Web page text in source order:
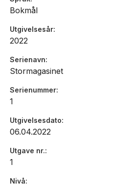
Bokmål
Utgivelsesår
2022
Serienavn
Stormagasinet
Serienummer
1
Utgivelsesdato
06.04.2022
Utgave nr.
1
Nivå